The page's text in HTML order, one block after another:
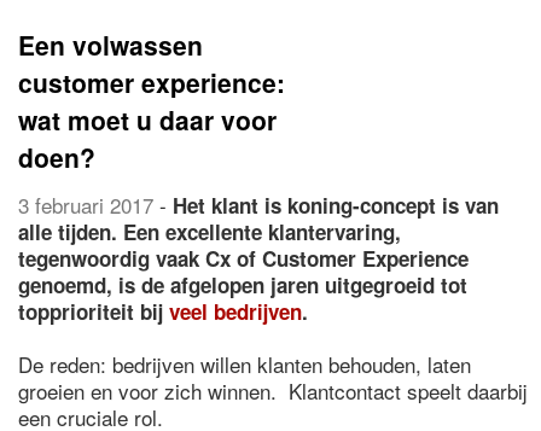
Een volwassen
customer experience:
wat moet u daar voor
doen?
3 februari 2017 - Het klant is koning-concept is van
alle tijden. Een excellente klantervaring,
tegenwoordig vaak Cx of Customer Experience
genoemd, is de afgelopen jaren uitgegroeid tot
topprioriteit bij veel bedrijven.
De reden: bedrijven willen klanten behouden, laten
groeien en voor zich winnen. Klantcontact speelt daarbij
een cruciale rol.